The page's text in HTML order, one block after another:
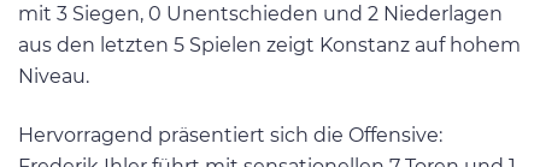
mit 3 Siegen, 0 Unentschieden und 2 Niederlagen
aus den letzten 5 Spielen zeigt Konstanz auf hohem
Niveau.
Hervorragend präsentiert sich die Offensive: